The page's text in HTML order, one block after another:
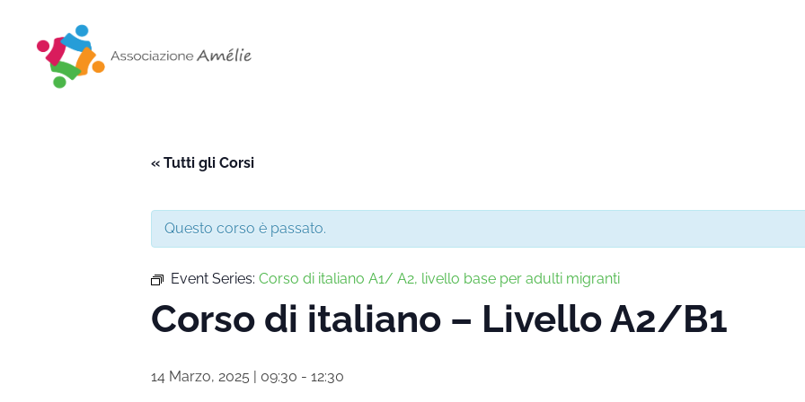
« Tutti gli Corsi
Questo corso è passato.
Event Series: Corso di italiano A1/ A2, livello base per adulti migranti
Corso di italiano – Livello A2/B1
14 Marzo, 2025 | 09:30 - 12:30